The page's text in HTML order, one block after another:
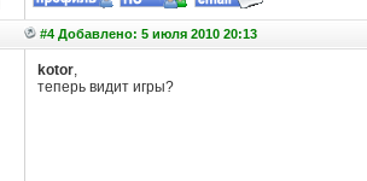
#4 Добавлено: 5 июля 2010 20:13
kotor,
теперь видит игры?